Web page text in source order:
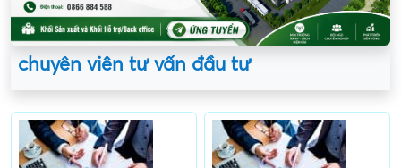
chuyên viên tư vấn đầu tư